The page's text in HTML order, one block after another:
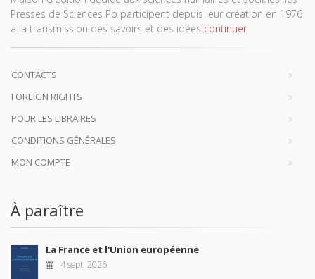
Presses de Sciences Po participent depuis leur création en 1976
à la transmission des savoirs et des idées continuer
CONTACTS
FOREIGN RIGHTS
POUR LES LIBRAIRES
CONDITIONS GÉNÉRALES
MON COMPTE
À paraître
La France et l'Union européenne
4 sept. 2026